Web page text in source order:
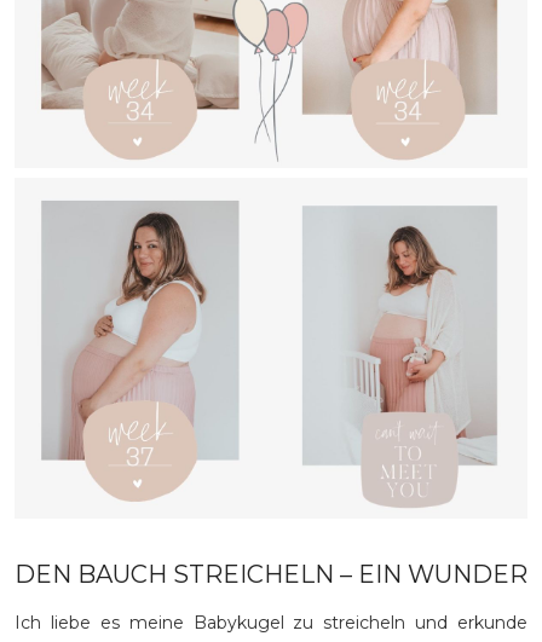
DEN BAUCH STREICHELN – EIN WUNDER
Ich liebe es meine Babykugel zu streicheln und erkunde